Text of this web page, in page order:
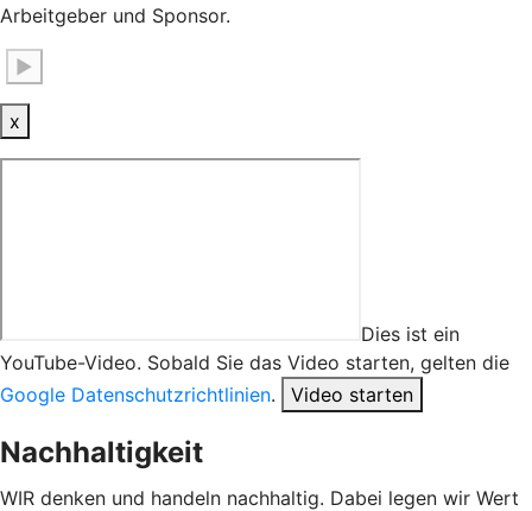
Arbeitgeber und Sponsor.
▶
x
Dies ist ein
YouTube-Video. Sobald Sie das Video starten, gelten die
Google Datenschutzrichtlinien. Video starten
Nachhaltigkeit
WIR denken und handeln nachhaltig. Dabei legen wir Wert